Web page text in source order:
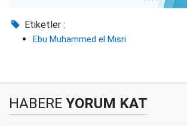
Etiketler :
Ebu Muhammed el Mısri
HABERE YORUM KAT